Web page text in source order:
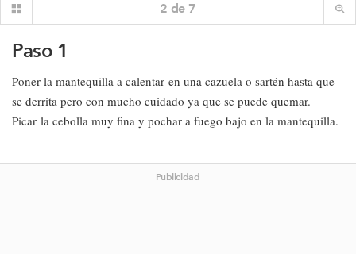
2 de 7
Paso 1
Poner la mantequilla a calentar en una cazuela o sartén hasta que
se derrita pero con mucho cuidado ya que se puede quemar.
Picar la cebolla muy fina y pochar a fuego bajo en la mantequilla.
Publicidad